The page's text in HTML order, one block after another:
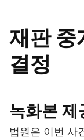
재판 중
결정
녹화본 제
법원은 이번 사